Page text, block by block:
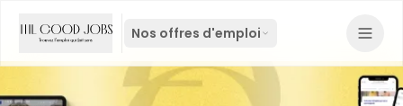
Nos offres d'emploi